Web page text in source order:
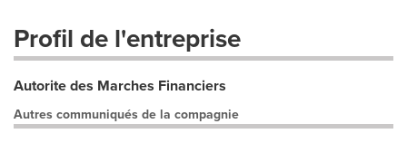
Profil de l'entreprise
Autorite des Marches Financiers
Autres communiqués de la compagnie